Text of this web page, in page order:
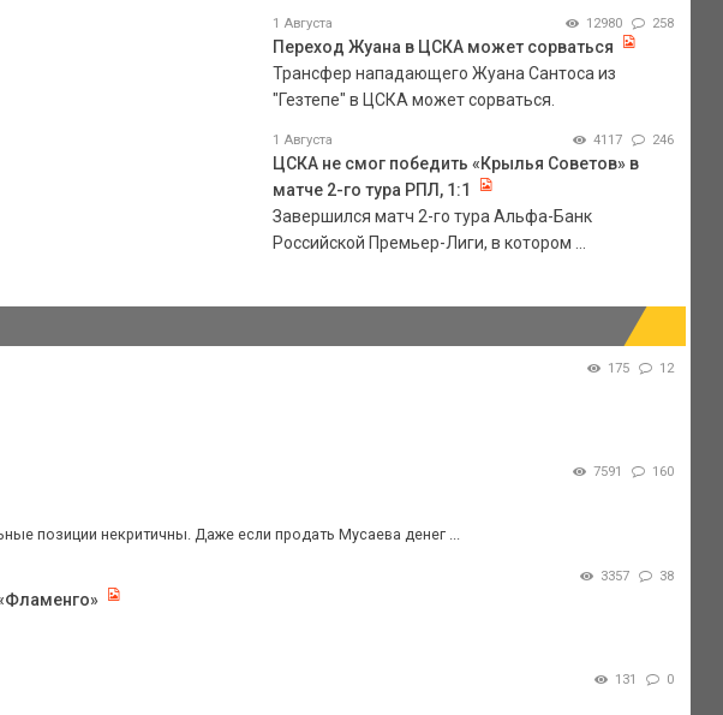
1 Августа 12980 258
Переход Жуана в ЦСКА может сорваться
Трансфер нападающего Жуана Сантоса из
"Гезтепе" в ЦСКА может сорваться.
1 Августа 4117 246
ЦСКА не смог победить «Крылья Советов» в
матче 2-го тура РПЛ, 1:1
Завершился матч 2-го тура Альфа-Банк
Российской Премьер-Лиги, в котором ...
175 12
7591 160
позиции некритичны. Даже если продать Мусаева денег ...
3357 38
131 0